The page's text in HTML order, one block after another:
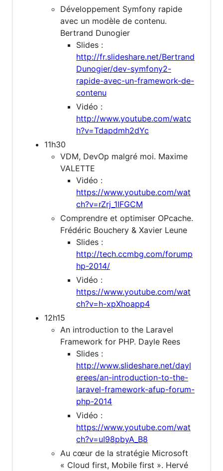
Développement Symfony rapide
avec un modèle de contenu.
Bertrand Dunogier
Slides :
http://fr.slideshare.net/Bertrand
Dunogier/dev-symfony2-
rapide-avec-un-framework-de-
contenu
Vidéo :
http://www.youtube.com/watc
h?v=Tdapdmh2dYc
11h30
VDM, DevOp malgré moi. Maxime
VALETTE
Vidéo :
https://www.youtube.com/wat
ch?v=rZrj_1IFGCM
Comprendre et optimiser OPcache.
Frédéric Bouchery & Xavier Leune
Slides :
http://tech.ccmbg.com/forump
hp-2014/
Vidéo :
https://www.youtube.com/wat
ch?v=h-xpXhoapp4
12h15
An introduction to the Laravel
Framework for PHP. Dayle Rees
Slides :
http://www.slideshare.net/dayl
erees/an-introduction-to-the-
laravel-framework-afup-forum-
php-2014
Vidéo :
https://www.youtube.com/wat
ch?v=uI98pbyA_B8
Au cœur de la stratégie Microsoft
« Cloud first, Mobile first ». Hervé